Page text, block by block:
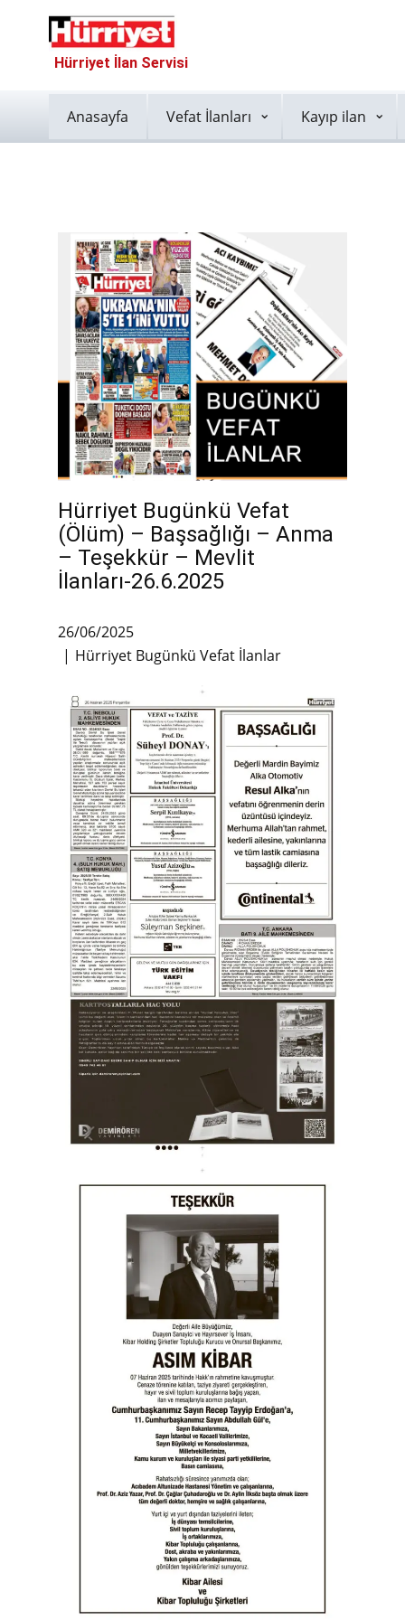
Hürriyet İlan Servisi
Anasayfa Vefat İlanları Kayıp ilan
Hürriyet Bugünkü Vefat
(Ölüm) – Başsağlığı – Anma
– Teşekkür – Mevlit
İlanları-26.6.2025
26/06/2025
Hürriyet Bugünkü Vefat İlanlar